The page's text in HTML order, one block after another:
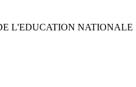
L'EDUCATION NATIONALE